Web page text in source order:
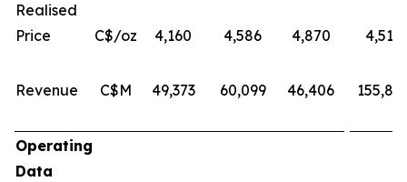
Realised
Price
C$/oz 4,160 4,586 4,870 4,518
Revenue C$M 49,373 60,099 46,406
Operating
Data